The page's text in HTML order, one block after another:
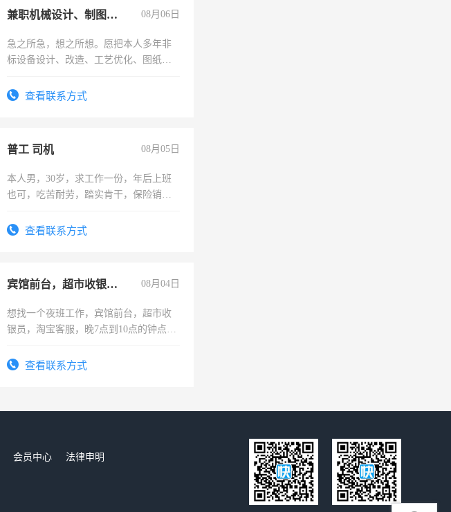
兼职机械设计、制图、设备改造 08月06日
急之所急，想之所想。愿把本人多年非
标设备设计、改造、工艺优化、图纸制
结识有识之士，共享未来。
查看联系方式
普工 司机 08月05日
本人男，30岁，求工作一份，年后上班
也可，吃苦耐劳，踏实肯干，保险销售
查看联系方式
宾馆前台，超市收银员，淘宝客服 08月04日
想找一个夜班工作，宾馆前台，超市收
银员，淘宝客服，晚7点到10点的钟点
号同微信查看联系方式
会员中心
法律申明